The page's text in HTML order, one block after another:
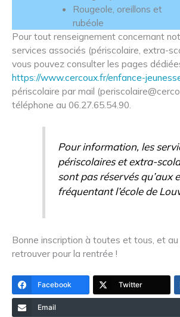
Rougeole, oreillons et
rubéole
Pour tout renseignement concernant
services associés (périscolaire, extra-
vous pouvez consulter les pages
https://www.cercoux.fr/enfance-
périscolaire par mail
téléphone au 06.27.65.54.90.
Pour information, les
périscolaires et extra-
sont pas réservés qu’aux
fréquentant l’école de
Bonne inscription à toutes et tous, et
retrouver pour la rentrée !
Facebook Twitter
Email